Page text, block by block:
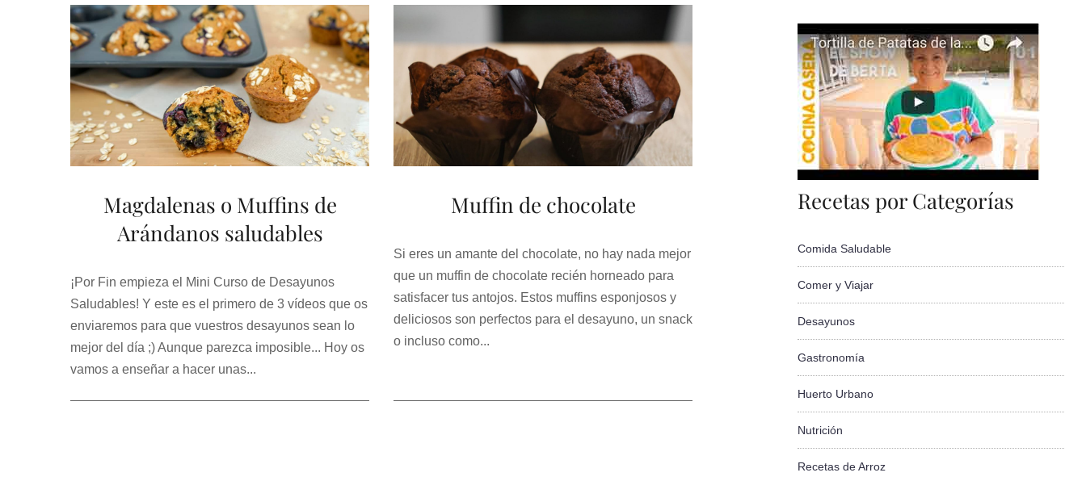
Magdalenas o Muffins de
Arándanos saludables
¡Por Fin empieza el Mini Curso de Desayunos
Saludables! Y este es el primero de 3 vídeos que os
enviaremos para que vuestros desayunos sean lo
mejor del día ;) Aunque parezca imposible... Hoy os
vamos a enseñar a hacer unas...
Muffin de chocolate
Si eres un amante del chocolate, no hay nada mejor
que un muffin de chocolate recién horneado para
satisfacer tus antojos. Estos muffins esponjosos y
deliciosos son perfectos para el desayuno, un snack
o incluso como...
Recetas por Categorías
Comida Saludable
Comer y Viajar
Desayunos
Gastronomía
Huerto Urbano
Nutrición
Recetas de Arroz